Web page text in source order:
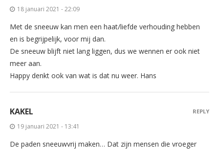
18 januari 2021 - 22:09
Met de sneeuw kan men een haat/liefde verhouding hebben
en is begrijpelijk, voor mij dan.
De sneeuw blijft niet lang liggen, dus we wennen er ook niet
meer aan.
Happy denkt ook van wat is dat nu weer. Hans
KAKEL
19 januari 2021 - 13:41
De paden sneeuwvrij maken… Dat zijn mensen die vroeger
REPLY